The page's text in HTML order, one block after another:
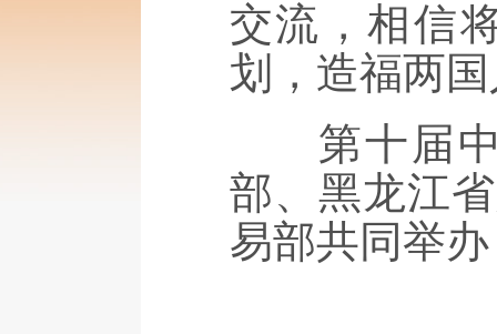
交流，相信
划，造福两
第十届中
部、黑龙江
易部共同举